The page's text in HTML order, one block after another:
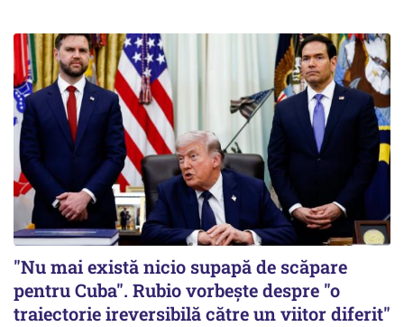
"Nu mai există nicio supapă de scăpare
pentru Cuba". Rubio vorbește despre "o
traiectorie ireversibilă către un viitor diferit"